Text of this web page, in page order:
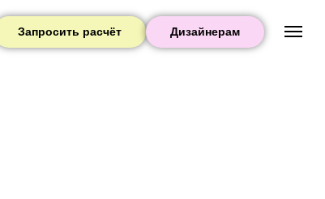
Запросить расчёт Дизайнерам